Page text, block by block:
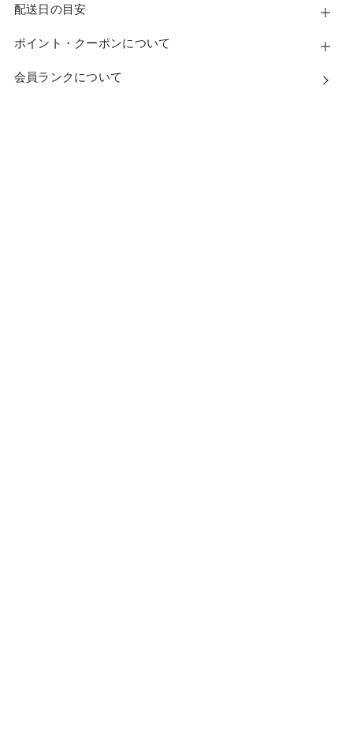
配送日の目安
ポイント・クーポンについて
会員ランクについて